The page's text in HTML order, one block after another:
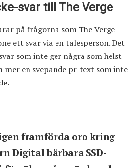
svar till The Verge
på frågorna som The Verge
ett svar via en talesperson. Det
som inte ger några som helst
mer en svepande pr-text som inte
framförda oro kring
Digital bärbara SSD-